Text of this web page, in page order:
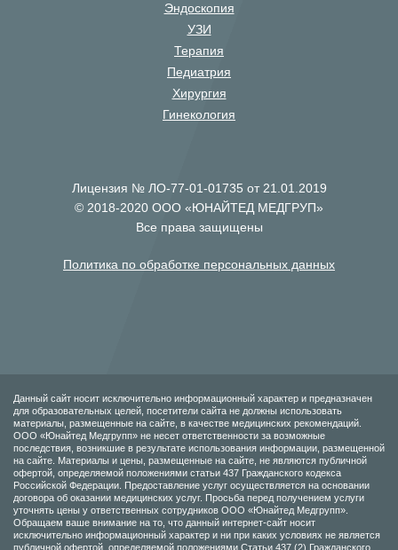
Эндоскопия
УЗИ
Терапия
Педиатрия
Хирургия
Гинекология
Лицензия № ЛО-77-01-01735 от 21.01.2019
© 2018-2020 ООО «ЮНАЙТЕД МЕДГРУП»
Все права защищены
Политика по обработке персональных данных
Данный сайт носит исключительно информационный характер и предназначен
для образовательных целей, посетители сайта не должны использовать
материалы, размещенные на сайте, в качестве медицинских рекомендаций.
ООО «Юнайтед Медгрупп» не несет ответственности за возможные
последствия, возникшие в результате использования информации, размещенной
на сайте. Материалы и цены, размещенные на сайте, не являются публичной
офертой, определяемой положениями статьи 437 Гражданского кодекса
Российской Федерации. Предоставление услуг осуществляется на основании
договора об оказании медицинских услуг. Просьба перед получением услуги
уточнять цены у ответственных сотрудников ООО «Юнайтед Медгрупп».
Обращаем ваше внимание на то, что данный интернет-сайт носит
исключительно информационный характер и ни при каких условиях не является
публичной офертой, определяемой положениями Статьи 437 (2) Гражданского